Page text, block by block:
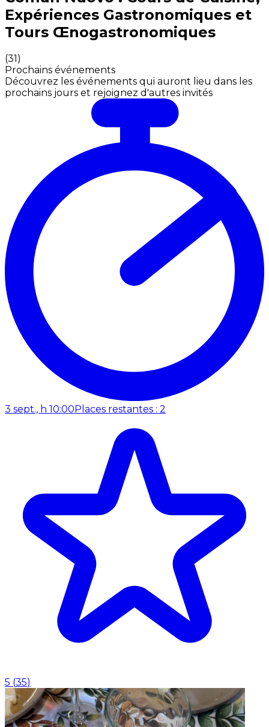
Expériences Gastronomiques et
Tours Œnogastronomiques
(31)
Prochains événements
Découvrez les événements qui auront lieu dans les
prochains jours et rejoignez d'autres invités
3 sept., h 10:00 Places restantes : 2
5 (35)